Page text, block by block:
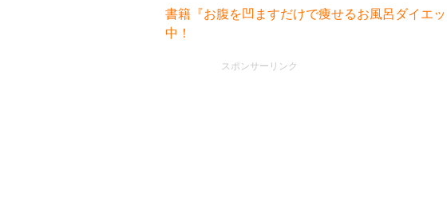
書籍『お腹を凹ますだけで痩せるお風呂ダイエ
中！
スポンサーリンク